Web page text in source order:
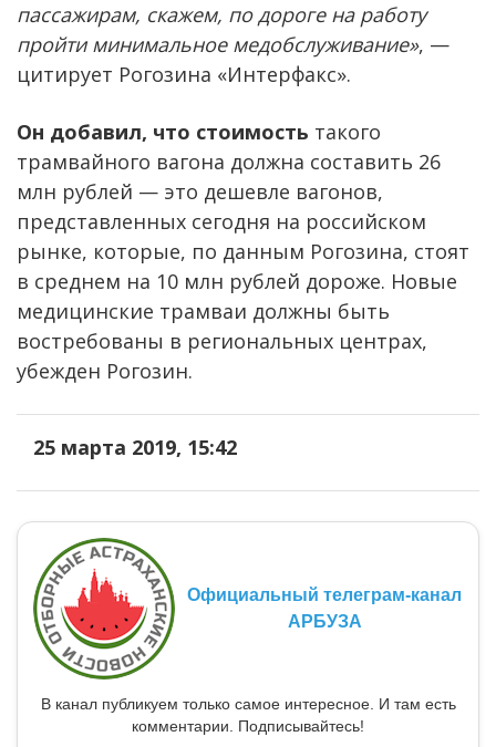
пассажирам, скажем, по дороге на работу
пройти минимальное медобслуживание», —
цитирует Рогозина «Интерфакс».
Он добавил, что стоимость такого
трамвайного вагона должна составить 26
млн рублей — это дешевле вагонов,
представленных сегодня на российском
рынке, которые, по данным Рогозина, стоят
в среднем на 10 млн рублей дороже. Новые
медицинские трамваи должны быть
востребованы в региональных центрах,
убежден Рогозин.
25 марта 2019, 15:42
Официальный телеграм-канал
АРБУЗА
В канал публикуем только самое интересное. И там есть
комментарии. Подписывайтесь!